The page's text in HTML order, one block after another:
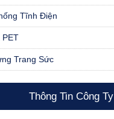
Tĩnh Điện
PET
Trang Sức
Thông Tin Công Ty